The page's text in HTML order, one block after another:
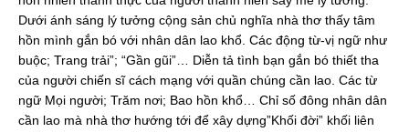
Dưới ánh sáng lý tưởng cộng sản chủ nghĩa nhà thơ thấy tâm
hồn mình gắn bó với nhân dân lao khổ. Các động từ-vị ngữ như
buộc; Trang trải”; “Gần gũi”… Diễn tả tình bạn gắn bó thiết tha
của người chiến sĩ cách mạng với quần chúng cần lao. Các từ
ngữ Mọi người; Trăm nơi; Bao hồn khổ… Chỉ số đông nhân dân
cần lao mà nhà thơ hướng tới để xây dựng”Khối đời” khối liên